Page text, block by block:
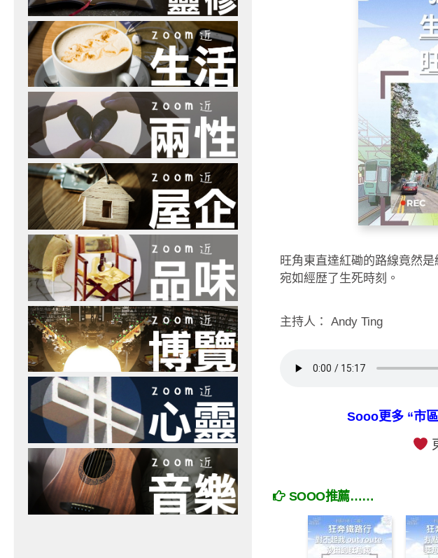
旺角東直達紅磡的路線竟然
宛如經歴了生死時刻。
主持人： Andy Ting
Sooo更多 “市
SOOO推薦……